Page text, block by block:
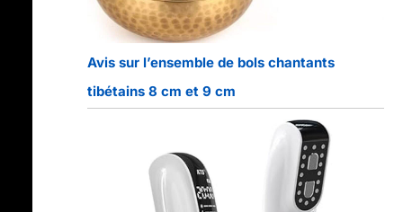
Avis sur l’ensemble de bols chantants
tibétains 8 cm et 9 cm